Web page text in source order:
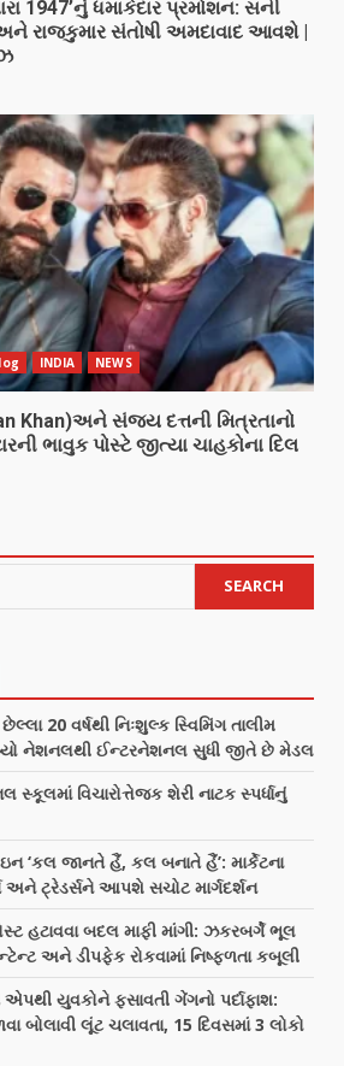
1947’નું ધમાકેદાર પ્રમોશન: સની
સંતોષી અમદાવાદ આવશે |
INDIA NEWS
Khan)અને સંજય દત્તની મિત્રતાનો
ભાવુક પોસ્ટે જીત્યા ચાહકોના દિલ
SEARCH
20 વર્ષથી નિઃશુલ્ક સ્વિમિંગ તાલીમ
નેશનલથી ઈન્ટરનેશનલ સુધી જીતે છે મેડલ
વિચારોત્તેજક શેરી નાટક સ્પર્ધાનું
‘કલ જાનતે હૈં, કલ બનાતે હૈં’: માર્કેટના
અને ટ્રેડર્સને આપશે સચોટ માર્ગદર્શન
હટાવવા બદલ માફી માંગી: ઝકરબર્ગે ભૂલ
અને ડીપફેક રોકવામાં નિષ્ફળતા કબૂલી
યુવકોને ફસાવતી ગેંગનો પર્દાફાશ:
બોલાવી લૂંટ ચલાવતા, 15 દિવસમાં 3 લોકો